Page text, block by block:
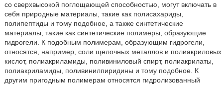
со сверхвысокой поглощающей способностью, могут включать в
себя природные материалы, такие как полисахариды,
полипептиды и тому подобное, а также синтетические
материалы, такие как синтетические полимеры, образующие
гидрогели. К подобным полимерам, образующим гидрогели,
относятся, например, соли щелочных металлов и полиакриловых
кислот, полиакриламиды, поливиниловый спирт, полиакрилаты,
полиакриламиды, поливинилпиридины и тому подобное. К
другим пригодным полимерам относятся гидролизованный